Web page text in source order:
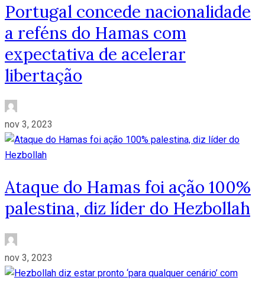
Portugal concede nacionalidade
a reféns do Hamas com
expectativa de acelerar
libertação
nov 3, 2023
Ataque do Hamas foi ação 100%
palestina, diz líder do Hezbollah
nov 3, 2023